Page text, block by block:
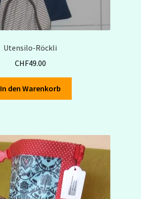
Utensilo-Röckli
CHF49.00
In den Warenkorb